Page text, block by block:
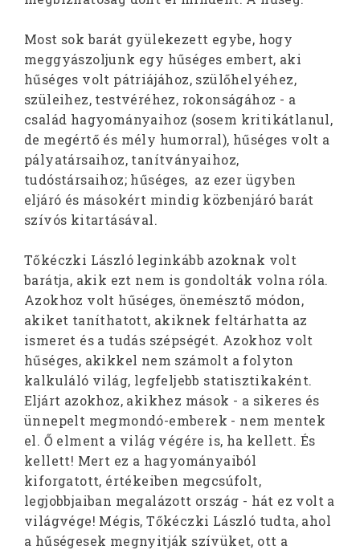
Most sok barát gyülekezett egybe, hogy
meggyászoljunk egy hűséges embert, aki
hűséges volt pátriájához, szülőhelyéhez,
szüleihez, testvéréhez, rokonságához - a
család hagyományaihoz (sosem kritikátlanul,
de megértő és mély humorral), hűséges volt a
pályatársaihoz, tanítványaihoz,
tudóstársaihoz; hűséges, az ezer ügyben
eljáró és másokért mindig közbenjáró barát
szívós kitartásával.
Tőkéczki László leginkább azoknak volt
barátja, akik ezt nem is gondolták volna róla.
Azokhoz volt hűséges, önemésztő módon,
akiket taníthatott, akiknek feltárhatta az
ismeret és a tudás szépségét. Azokhoz volt
hűséges, akikkel nem számolt a folyton
kalkuláló világ, legfeljebb statisztikaként.
Eljárt azokhoz, akikhez mások - a sikeres és
ünnepelt megmondó-emberek - nem mentek
el. Ő elment a világ végére is, ha kellett. És
kellett! Mert ez a hagyományaiból
kiforgatott, értékeiben megcsúfolt,
legjobbjaiban megalázott ország - hát ez volt a
világvége! Mégis, Tőkéczki László tudta, ahol
a hűségesek megnyitják szívüket, ott a